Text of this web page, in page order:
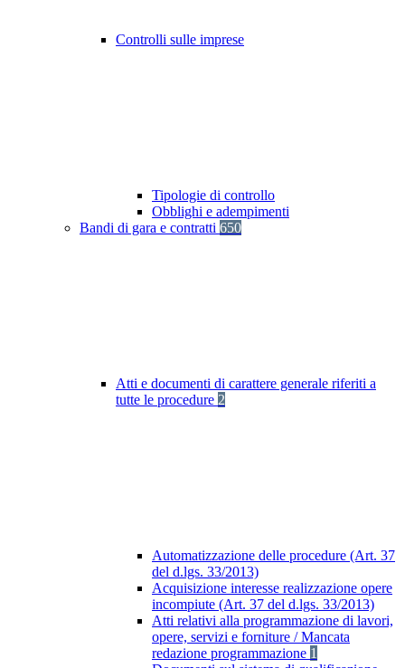
Controlli sulle imprese
Tipologie di controllo
Obblighi e adempimenti
Bandi di gara e contratti 650
Atti e documenti di carattere generale riferiti a
tutte le procedure 2
Automatizzazione delle procedure (Art. 37
del d.lgs. 33/2013)
Acquisizione interesse realizzazione opere
incompiute (Art. 37 del d.lgs. 33/2013)
Atti relativi alla programmazione di lavori,
opere, servizi e forniture / Mancata
redazione programmazione 1